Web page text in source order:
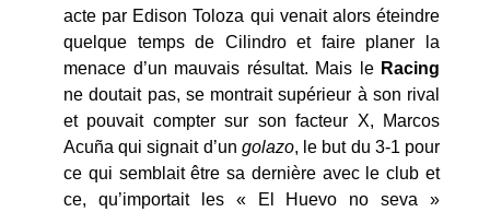
acte par Edison Toloza qui venait alors éteindre
quelque temps de Cilindro et faire planer la
menace d’un mauvais résultat. Mais le Racing
ne doutait pas, se montrait supérieur à son rival
et pouvait compter sur son facteur X, Marcos
Acuña qui signait d’un golazo, le but du 3-1 pour
ce qui semblait être sa dernière avec le club et
ce, qu’importait les « El Huevo no seva »